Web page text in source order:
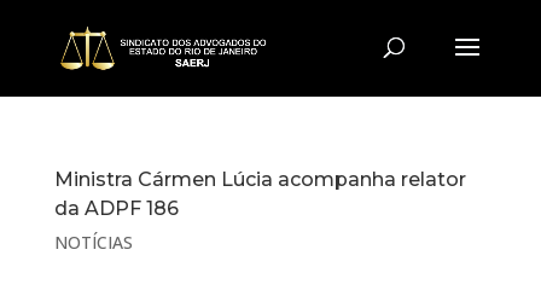
Ministra Cármen Lúcia acompanha relator
da ADPF 186
NOTÍCIAS